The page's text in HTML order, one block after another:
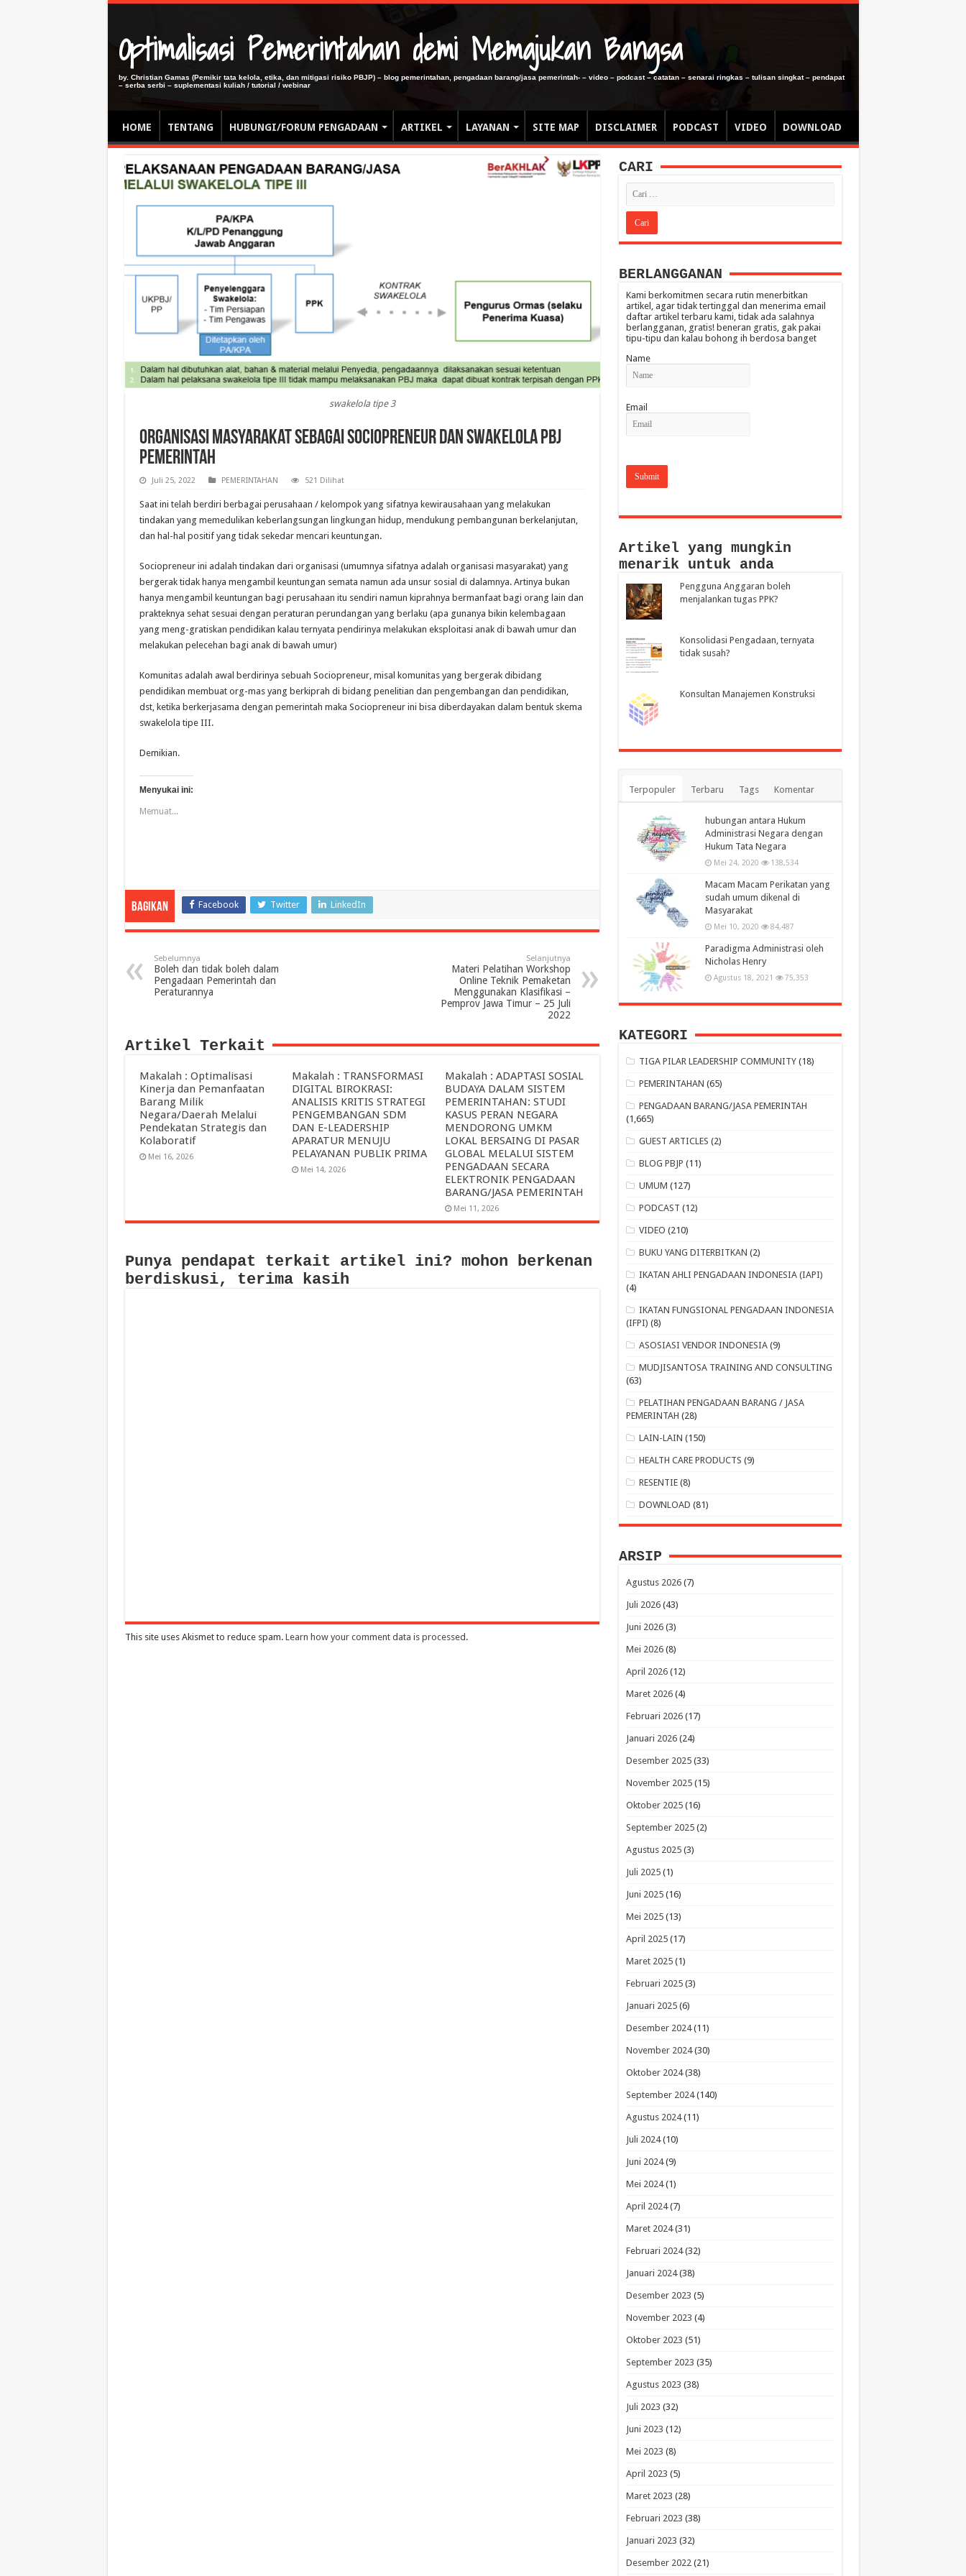
Optimalisasi Pemerintahan demi Memajukan Bangsa
by. Christian Gamas (Pemikir tata kelola, etika, dan mitigasi risiko PBJP) – blog pemerintahan, pengadaan barang/jasa pemerintah- – video – podcast – catatan – senarai ringkas – tulisan singkat – pendapat
– serba serbi – suplementasi kuliah / tutorial / webinar
HOME TENTANG HUBUNGI/FORUM PENGADAAN ARTIKEL LAYANAN SITE MAP DISCLAIMER PODCAST VIDEO DOWNLOAD
swakelola tipe 3
Organisasi Masyarakat sebagai Sociopreneur dan Swakelola PBJ
Pemerintah
Juli 25, 2022 PEMERINTAHAN 521 Dilihat
Saat ini telah berdiri berbagai perusahaan / kelompok yang sifatnya kewirausahaan yang melakukan
tindakan yang memedulikan keberlangsungan lingkungan hidup, mendukung pembangunan berkelanjutan,
dan hal-hal positif yang tidak sekedar mencari keuntungan.
Sociopreneur ini adalah tindakan dari organisasi (umumnya sifatnya adalah organisasi masyarakat) yang
bergerak tidak hanya mengambil keuntungan semata namun ada unsur sosial di dalamnya. Artinya bukan
hanya mengambil keuntungan bagi perusahaan itu sendiri namun kiprahnya bermanfaat bagi orang lain dan
prakteknya sehat sesuai dengan peraturan perundangan yang berlaku (apa gunanya bikin kelembagaan
yang meng-gratiskan pendidikan kalau ternyata pendirinya melakukan eksploitasi anak di bawah umur dan
melakukan pelecehan bagi anak di bawah umur)
Komunitas adalah awal berdirinya sebuah Sociopreneur, misal komunitas yang bergerak dibidang
pendidikan membuat org-mas yang berkiprah di bidang penelitian dan pengembangan dan pendidikan,
dst, ketika berkerjasama dengan pemerintah maka Sociopreneur ini bisa diberdayakan dalam bentuk skema
swakelola tipe III.
Demikian.
Menyukai ini:
Memuat...
Bagikan Facebook Twitter LinkedIn
Sebelumnya
Boleh dan tidak boleh dalam
Pengadaan Pemerintah dan
Peraturannya
Selanjutnya
Materi Pelatihan Workshop
Online Teknik Pemaketan
Menggunakan Klasifikasi –
Pemprov Jawa Timur – 25 Juli
2022
Artikel Terkait
Makalah : Optimalisasi
Kinerja dan Pemanfaatan
Barang Milik
Negara/Daerah Melalui
Pendekatan Strategis dan
Kolaboratif
Mei 16, 2026
Makalah : TRANSFORMASI
DIGITAL BIROKRASI:
ANALISIS KRITIS STRATEGI
PENGEMBANGAN SDM
DAN E-LEADERSHIP
APARATUR MENUJU
PELAYANAN PUBLIK PRIMA
Mei 14, 2026
Makalah : ADAPTASI SOSIAL
BUDAYA DALAM SISTEM
PEMERINTAHAN: STUDI
KASUS PERAN NEGARA
MENDORONG UMKM
LOKAL BERSAING DI PASAR
GLOBAL MELALUI SISTEM
PENGADAAN SECARA
ELEKTRONIK PENGADAAN
BARANG/JASA PEMERINTAH
Mei 11, 2026
Punya pendapat terkait artikel ini? mohon berkenan
berdiskusi, terima kasih
This site uses Akismet to reduce spam. Learn how your comment data is processed .
CARI
BERLANGGANAN
Kami berkomitmen secara rutin menerbitkan
artikel, agar tidak tertinggal dan menerima email
daftar artikel terbaru kami, tidak ada salahnya
berlangganan, gratis! beneran gratis, gak pakai
tipu-tipu dan kalau bohong ih berdosa banget
Name
Email
Artikel yang mungkin
menarik untuk anda
Pengguna Anggaran boleh
menjalankan tugas PPK?
Konsolidasi Pengadaan, ternyata
tidak susah?
Konsultan Manajemen Konstruksi
Terpopuler Terbaru Tags Komentar
hubungan antara Hukum
Administrasi Negara dengan
Hukum Tata Negara
Mei 24, 2020 138,534
Macam Macam Perikatan yang
sudah umum dikenal di
Masyarakat
Mei 10, 2020 84,487
Paradigma Administrasi oleh
Nicholas Henry
Agustus 18, 2021 75,353
KATEGORI
TIGA PILAR LEADERSHIP COMMUNITY (18)
PEMERINTAHAN (65)
PENGADAAN BARANG/JASA PEMERINTAH
(1,665)
GUEST ARTICLES (2)
BLOG PBJP (11)
UMUM (127)
PODCAST (12)
VIDEO (210)
BUKU YANG DITERBITKAN (2)
IKATAN AHLI PENGADAAN INDONESIA (IAPI)
(4)
IKATAN FUNGSIONAL PENGADAAN INDONESIA
(IFPI) (8)
ASOSIASI VENDOR INDONESIA (9)
MUDJISANTOSA TRAINING AND CONSULTING
(63)
PELATIHAN PENGADAAN BARANG / JASA
PEMERINTAH (28)
LAIN-LAIN (150)
HEALTH CARE PRODUCTS (9)
RESENTIE (8)
DOWNLOAD (81)
ARSIP
Agustus 2026(7)
Juli 2026(43)
Juni 2026(3)
Mei 2026(8)
April 2026(12)
Maret 2026(4)
Februari 2026(17)
Januari 2026(24)
Desember 2025(33)
November 2025(15)
Oktober 2025(16)
September 2025(2)
Agustus 2025(3)
Juli 2025(1)
Juni 2025(16)
Mei 2025(13)
April 2025(17)
Maret 2025(1)
Februari 2025(3)
Januari 2025(6)
Desember 2024(11)
November 2024(30)
Oktober 2024(38)
September 2024(140)
Agustus 2024(11)
Juli 2024(10)
Juni 2024(9)
Mei 2024(1)
April 2024(7)
Maret 2024(31)
Februari 2024(32)
Januari 2024(38)
Desember 2023 (5)
November 2023 (4)
Oktober 2023 (51)
September 2023 (35)
Agustus 2023 (38)
Juli 2023 (32)
Juni 2023 (12)
Mei 2023 (8)
April 2023 (5)
Maret 2023 (28)
Februari 2023 (38)
Januari 2023 (32)
Desember 2022(21)